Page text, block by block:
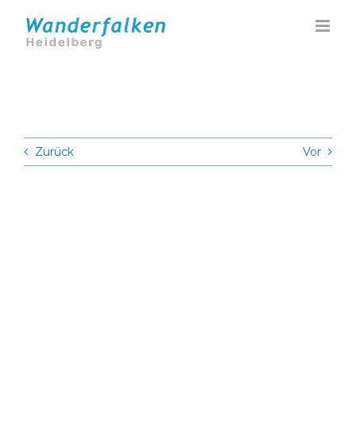
Inhalt
springen
Zurück Vor